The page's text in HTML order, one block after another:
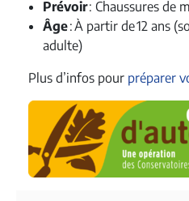
Prévoir: Chaussures de
Âge:À partir de12 ans
adulte)
Plus d’infos pour préparer